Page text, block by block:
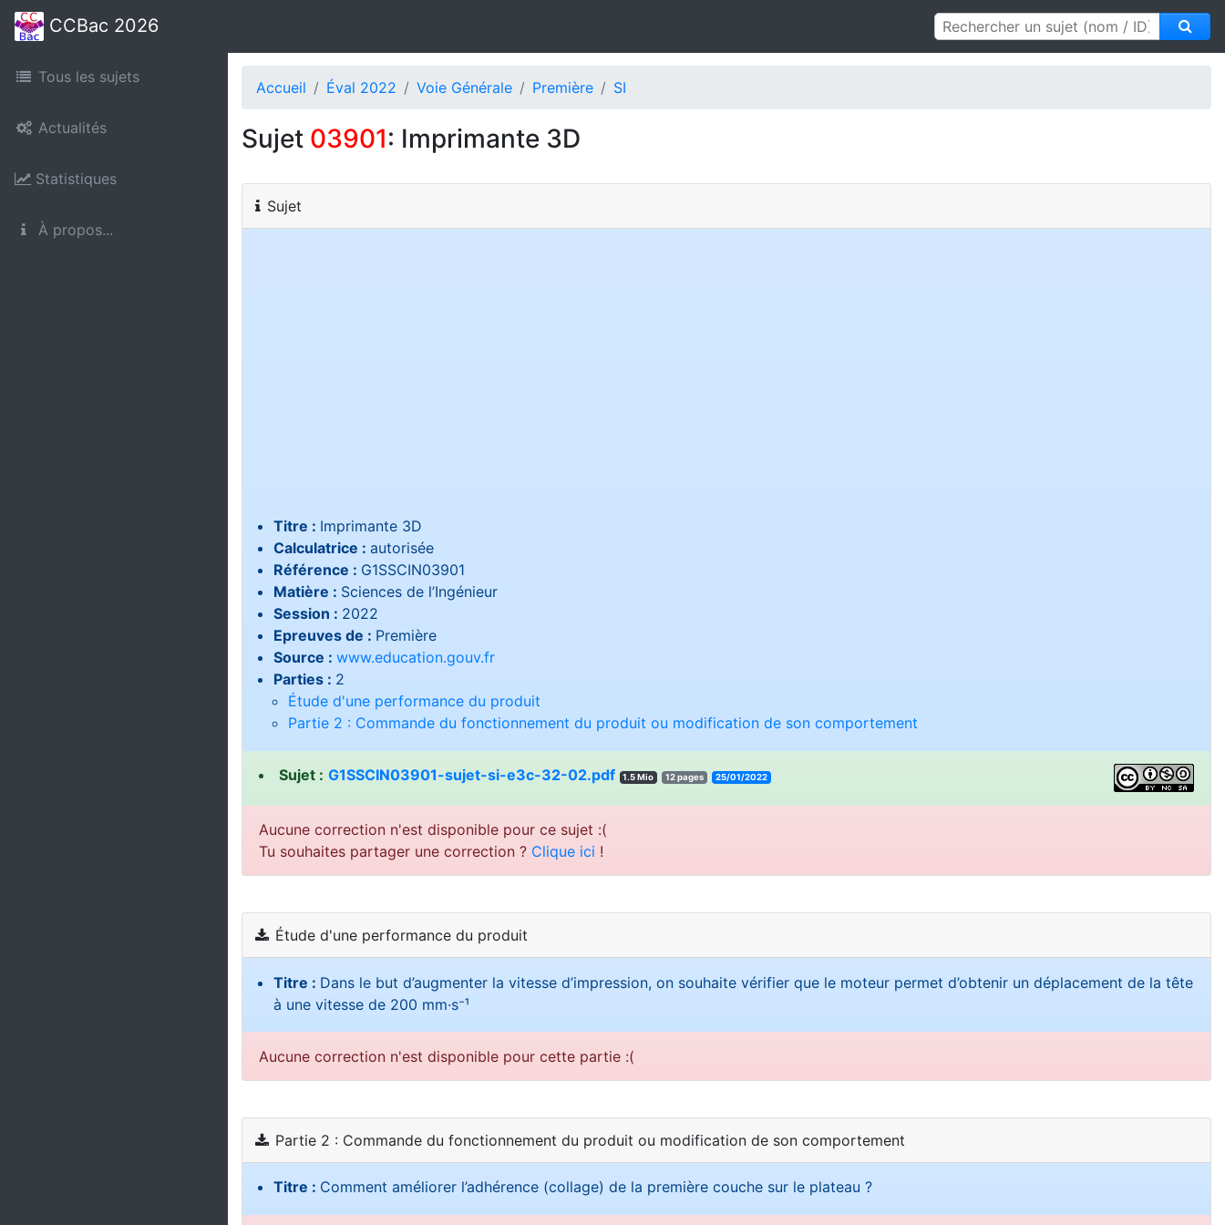
CCBac 2026
Tous les sujets
Actualités
Statistiques
À propos...
Accueil Éval 2022 Voie Générale Première SI
Sujet 03901: Imprimante 3D
Sujet
Titre : Imprimante 3D
Calculatrice : autorisée
Référence : G1SSCIN03901
Matière : Sciences de l’Ingénieur
Session : 2022
Epreuves de : Première
Source : www.education.gouv.fr
Parties : 2
Étude d'une performance du produit
Partie 2 : Commande du fonctionnement du produit ou modification de son comportement
Sujet : G1SSCIN03901-sujet-si-e3c-32-02.pdf 1.5 Mio 12 pages 25/01/2022
Aucune correction n'est disponible pour ce sujet :(
Tu souhaites partager une correction ? Clique ici !
Étude d'une performance du produit
Titre : Dans le but d’augmenter la vitesse d’impression, on souhaite vérifier que le moteur permet d’obtenir un déplacement de la tête
à une vitesse de 200 mm·s⁻¹
Aucune correction n'est disponible pour cette partie :(
Partie 2 : Commande du fonctionnement du produit ou modification de son comportement
Titre : Comment améliorer l’adhérence (collage) de la première couche sur le plateau ?